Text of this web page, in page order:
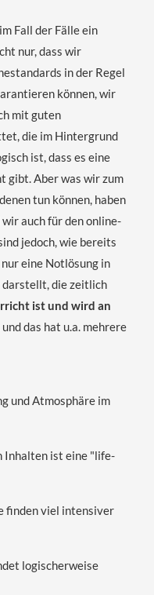
Fall der Fälle ein
nur, dass wir
in der Regel
können, wir
mit guten
die im Hintergrund
ist, dass es eine
gibt. Aber was wir zum
tun können, haben
auch für den online-
jedoch, wie bereits
eine Notlösung in
die zeitlich
ist und wird an
und das hat u.a. mehrere
und Atmosphäre im
Inhalten ist eine "life-
finden viel intensiver
logischerweise